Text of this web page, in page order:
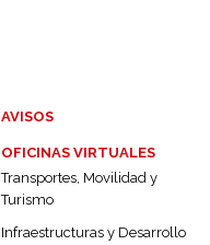
AVISOS
OFICINAS VIRTUALES
Transportes, Movilidad y
Turismo
Infraestructuras y Desarrollo